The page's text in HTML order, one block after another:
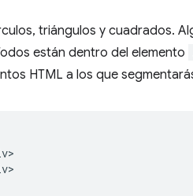
triángulos y cuadrados.
están dentro del elemento
HTML a los que